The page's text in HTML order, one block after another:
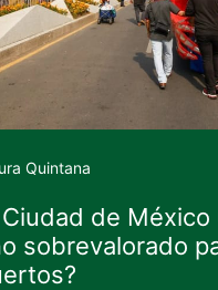
Quintana
Ciudad de México
sobrevalorado